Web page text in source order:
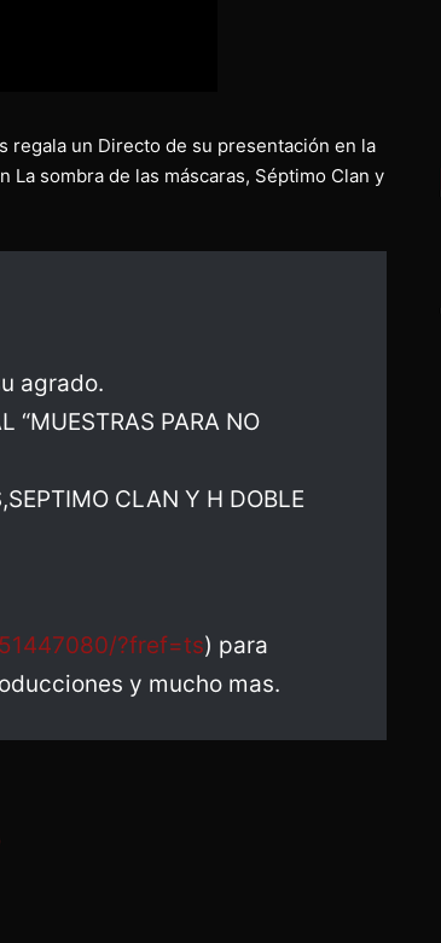
regala un Directo de su presentación en la
sombra de las máscaras, Séptimo Clan y
agrado.
“MUESTRAS PARA NO
CLAN Y H DOBLE
?fref=ts) para
y mucho mas.